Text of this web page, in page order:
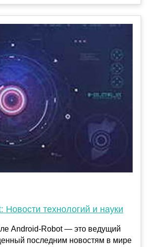
Новости технологий и науки
Android-Robot — это ведущий
последним новостям в мире